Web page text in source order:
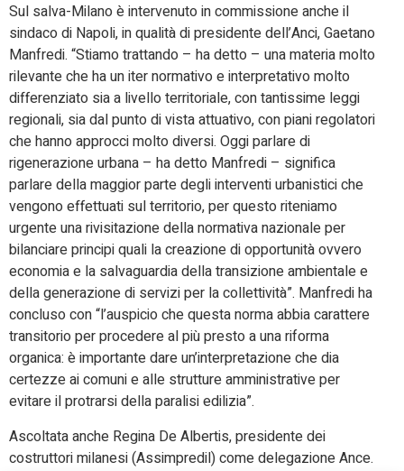
Sul salva-Milano è intervenuto in commissione anche il
sindaco di Napoli, in qualità di presidente dell’Anci, Gaetano
Manfredi. “Stiamo trattando – ha detto – una materia molto
rilevante che ha un iter normativo e interpretativo molto
differenziato sia a livello territoriale, con tantissime leggi
regionali, sia dal punto di vista attuativo, con piani regolatori
che hanno approcci molto diversi. Oggi parlare di
rigenerazione urbana – ha detto Manfredi – significa
parlare della maggior parte degli interventi urbanistici che
vengono effettuati sul territorio, per questo riteniamo
urgente una rivisitazione della normativa nazionale per
bilanciare principi quali la creazione di opportunità ovvero
economia e la salvaguardia della transizione ambientale e
della generazione di servizi per la collettività”. Manfredi ha
concluso con “l’auspicio che questa norma abbia carattere
transitorio per procedere al più presto a una riforma
organica: è importante dare un’interpretazione che dia
certezze ai comuni e alle strutture amministrative per
evitare il protrarsi della paralisi edilizia”.
Ascoltata anche Regina De Albertis, presidente dei
costruttori milanesi (Assimpredil) come delegazione Ance.